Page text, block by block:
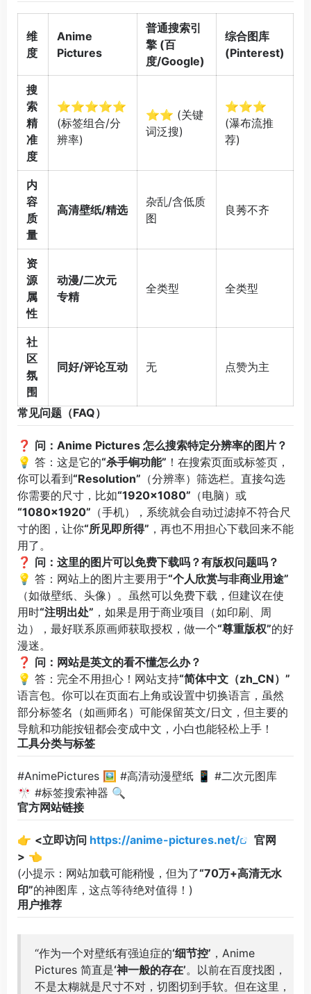
维
度
Anime
Pictures
普通搜索引
擎 (百
度/Google)
综合图库
(Pinterest)
搜
索
精
准
度
⭐⭐⭐⭐⭐
(标签组合/分
辨率)
⭐⭐ (关键
词泛搜)
⭐⭐⭐
(瀑布流推
荐)
内
容
质
量
高清壁纸/精选
杂乱/含低质
图
良莠不齐
资
源
属
性
动漫/二次元
专精
全类型 全类型
社
区
氛
围
同好/评论互动 无 点赞为主
常见问题（FAQ）
❓ 问：Anime Pictures 怎么搜索特定分辨率的图片？
💡 答：这是它的“杀手锏功能” ！在搜索页面或标签页，
你可以看到“Resolution” （分辨率）筛选栏。直接勾选
你需要的尺寸，比如“1920×1080” （电脑）或
“1080×1920” （手机），系统就会自动过滤掉不符合尺
寸的图，让你“所见即所得” ，再也不用担心下载回来不能
用了。
❓ 问：这里的图片可以免费下载吗？有版权问题吗？
💡 答：网站上的图片主要用于“个人欣赏与非商业用途”
（如做壁纸、头像）。虽然可以免费下载，但建议在使
用时“注明出处” ，如果是用于商业项目（如印刷、周
边），最好联系原画师获取授权，做一个“尊重版权”的好
漫迷。
❓ 问：网站是英文的看不懂怎么办？
💡 答：完全不用担心！网站支持“简体中文（zh_CN）”
语言包。你可以在页面右上角或设置中切换语言，虽然
部分标签名（如画师名）可能保留英文/日文，但主要的
导航和功能按钮都会变成中文，小白也能轻松上手！
工具分类与标签
#AnimePictures 🖼️ #高清动漫壁纸 📱 #二次元图库
🎌 #标签搜索神器 🔍
官方网站链接
👉 <立即访问 https://anime-pictures.net/
官网
> 👈
(小提示：网站加载可能稍慢，但为了“70万+高清无水
印”的神图库，这点等待绝对值得！)
用户推荐
“作为一个对壁纸有强迫症的‘细节控’ ，Anime
Pictures 简直是‘神一般的存在’。以前在百度找图，
不是太糊就是尺寸不对，切图切到手软。但在这里，